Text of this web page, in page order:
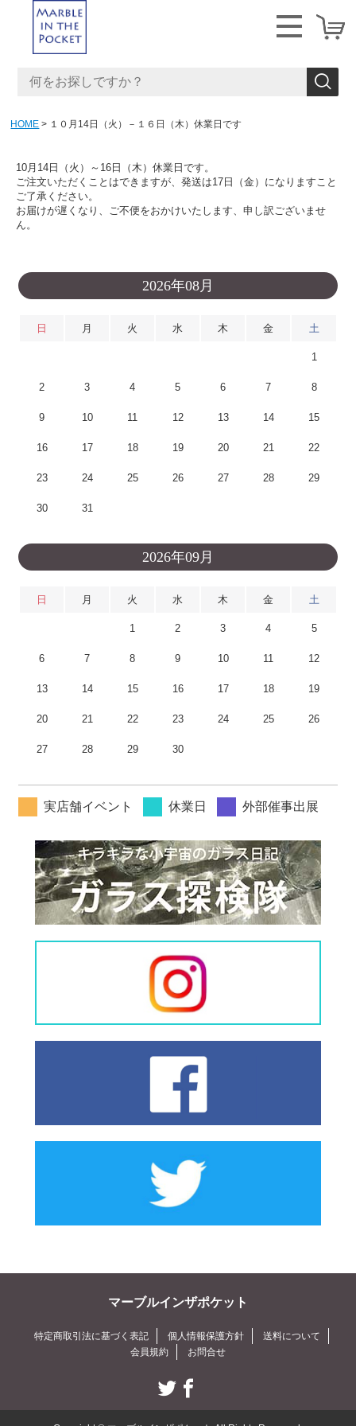
HOME １０月14日（火）－１６日（木）休業日です
10月14日（火）～16日（木）休業日です。
ご注文いただくことはできますが、発送は17日（金）になりますこと
ご了承ください。
お届けが遅くなり、ご不便をおかけいたします、申し訳ございませ
ん。
2026年08月
日 月 火 水 木 金 土
1
2 3 4 5 6 7 8
9 10 11 12 13 14 15
16 17 18 19 20 21 22
23 24 25 26 27 28 29
30 31
2026年09月
日 月 火 水 木 金 土
1 2 3 4 5
6 7 8 9 10 11 12
13 14 15 16 17 18 19
20 21 22 23 24 25 26
27 28 29 30
実店舗イベント 休業日 外部催事出展
マーブルインザポケット
特定商取引法に基づく表記 個人情報保護方針
送料について
会員規約
お問合せ